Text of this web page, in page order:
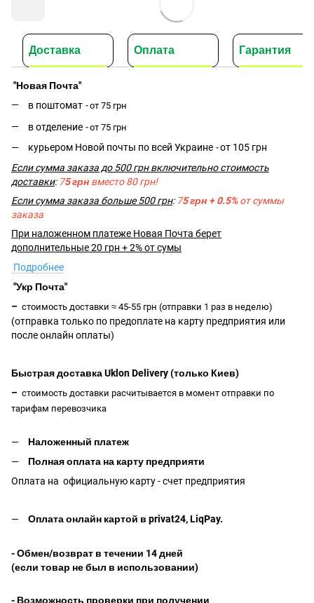
Доставка Оплата Гарантия
"Новая Почта"
в поштомат -от 75 грн
в отделение -от 75 грн
курьером Новой почты по всей Украине -от 105 грн
Если сумма заказа до 500 грн включительно стоимость
доставки: 75 грн вместо 80 грн!
Если сумма заказа больше 500 грн: 75 грн + 0.5%от суммы
заказа
При наложенном платеже Новая Почта берет
дополнительные 20 грн + 2% от сумы
Подробнее
"Укр Почта"
– стоимость доставки ≈ 45-55 грн (отправки 1 раз в неделю)
(отправка только по предоплате на карту предприятия или
после онлайн оплаты)
Быстрая доставка Uklon Delivery (только Киев)
– стоимость доставки расчитывается в момент отправки по
тарифам перевозчика
Наложенный платеж
Полная оплата на карту предприяти
Оплата на официальную карту - счет предприятия
Оплата онлайн картой в privat24, LiqPay.
- Обмен/возврат в течении 14 дней
(если товар не был в использовании)
- Возможность проверки при получении